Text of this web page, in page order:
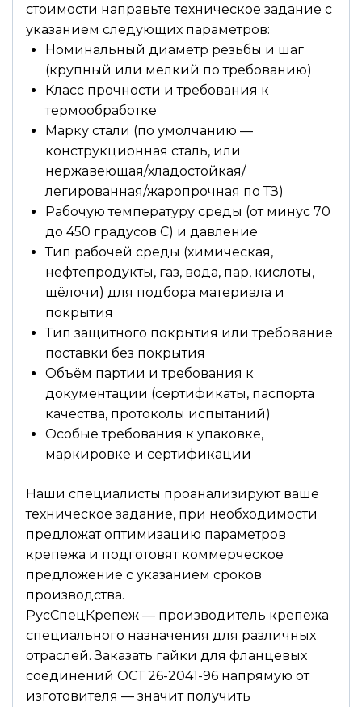
стоимости направьте техническое задание с
указанием следующих параметров:
Номинальный диаметр резьбы и шаг
(крупный или мелкий по требованию)
Класс прочности и требования к
термообработке
Марку стали (по умолчанию —
конструкционная сталь, или
нержавеющая/хладостойкая/
легированная/жаропрочная по ТЗ)
Рабочую температуру среды (от минус 70
до 450 градусов С) и давление
Тип рабочей среды (химическая,
нефтепродукты, газ, вода, пар, кислоты,
щёлочи) для подбора материала и
покрытия
Тип защитного покрытия или требование
поставки без покрытия
Объём партии и требования к
документации (сертификаты, паспорта
качества, протоколы испытаний)
Особые требования к упаковке,
маркировке и сертификации
Наши специалисты проанализируют ваше
техническое задание, при необходимости
предложат оптимизацию параметров
крепежа и подготовят коммерческое
предложение с указанием сроков
производства.
РусСпецКрепеж — производитель крепежа
специального назначения для различных
отраслей. Заказать гайки для фланцевых
соединений ОСТ 26-2041-96 напрямую от
изготовителя — значит получить